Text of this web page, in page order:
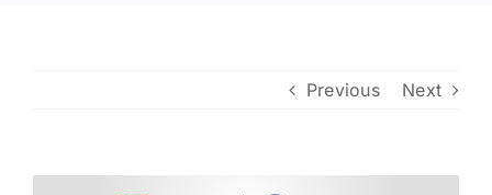
Previous Next
View